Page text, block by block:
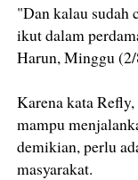
"Dan kalau sudah
ikut dalam
Harun, Minggu
Karena kata
mampu
demikian, perlu
masyarakat.